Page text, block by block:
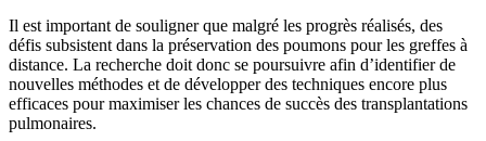
Il est important de souligner que malgré les progrès réalisés, des
défis subsistent dans la préservation des poumons pour les greffes à
distance. La recherche doit donc se poursuivre afin d’identifier de
nouvelles méthodes et de développer des techniques encore plus
efficaces pour maximiser les chances de succès des transplantations
pulmonaires.